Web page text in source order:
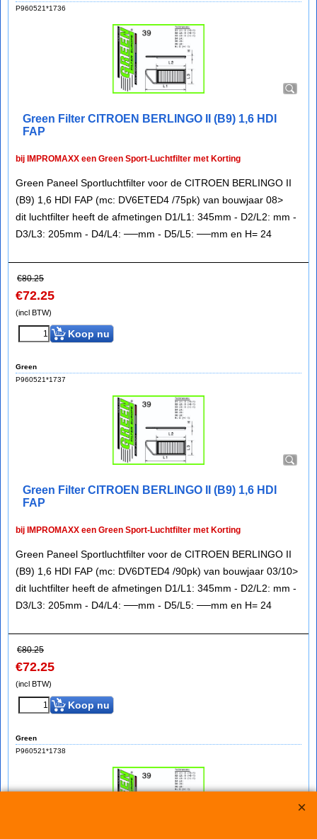
P960521*1736
Green Filter CITROEN BERLINGO II (B9) 1,6 HDI
FAP
bij IMPROMAXX een Green Sport-Luchtfilter met Korting
Green Paneel Sportluchtfilter voor de CITROEN BERLINGO II
(B9) 1,6 HDI FAP (mc: DV6ETED4 /75pk) van bouwjaar 08>
dit luchtfilter heeft de afmetingen D1/L1: 345mm - D2/L2: mm -
D3/L3: 205mm - D4/L4: ──mm - D5/L5: ──mm en H= 24
€80.25
€72.25
(incl BTW)
Koop nu
Green
P960521*1737
Green Filter CITROEN BERLINGO II (B9) 1,6 HDI
FAP
bij IMPROMAXX een Green Sport-Luchtfilter met Korting
Green Paneel Sportluchtfilter voor de CITROEN BERLINGO II
(B9) 1,6 HDI FAP (mc: DV6DTED4 /90pk) van bouwjaar 03/10>
dit luchtfilter heeft de afmetingen D1/L1: 345mm - D2/L2: mm -
D3/L3: 205mm - D4/L4: ──mm - D5/L5: ──mm en H= 24
€80.25
€72.25
(incl BTW)
Koop nu
Green
P960521*1738